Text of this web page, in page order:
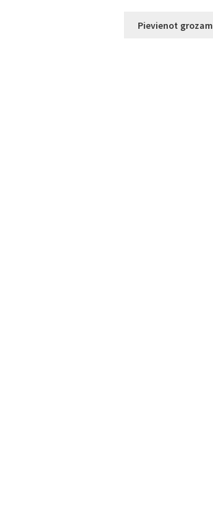
Pievienot grozam